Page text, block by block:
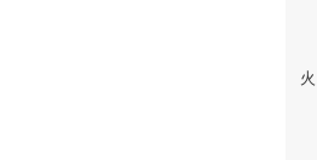
火